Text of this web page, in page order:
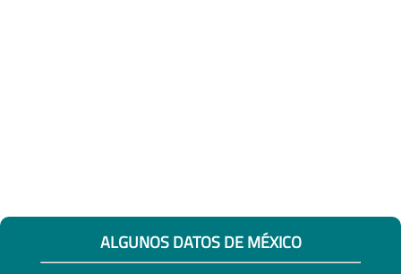
ALGUNOS DATOS DE MÉXICO